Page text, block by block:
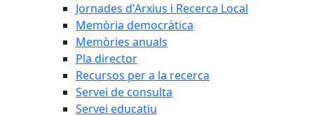
Jornades d'Arxius i Recerca Local
Memòria democràtica
Memòries anuals
Pla director
Recursos per a la recerca
Servei de consulta
Servei educatiu